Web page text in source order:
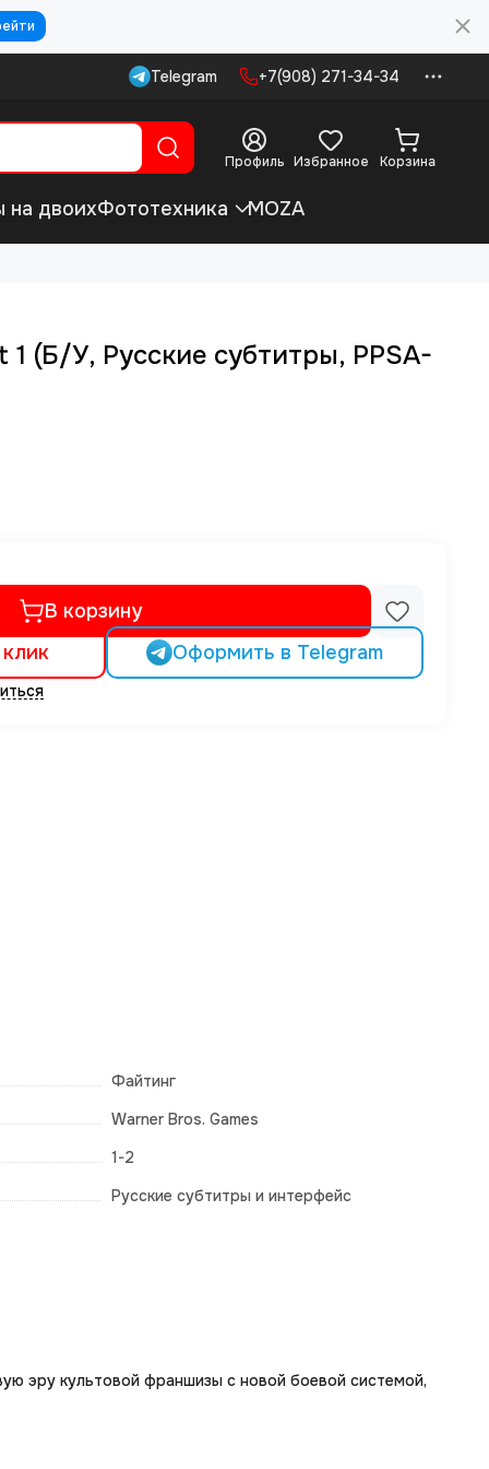
Telegram +7(908) 271-34-34
Профиль Избранное Корзина
на двоихФототехника MOZA
1 (Б/У, Русские субтитры, PPSA-
В корзину
Оформить в Telegram
Файтинг
Warner Bros. Games
1-2
Русские субтитры и интерфейс
эру культовой франшизы с новой боевой системой,